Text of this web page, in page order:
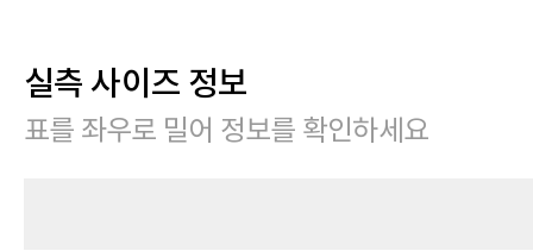
실측 사이즈 정보
표를 좌우로 밀어 정보를 확인하세요